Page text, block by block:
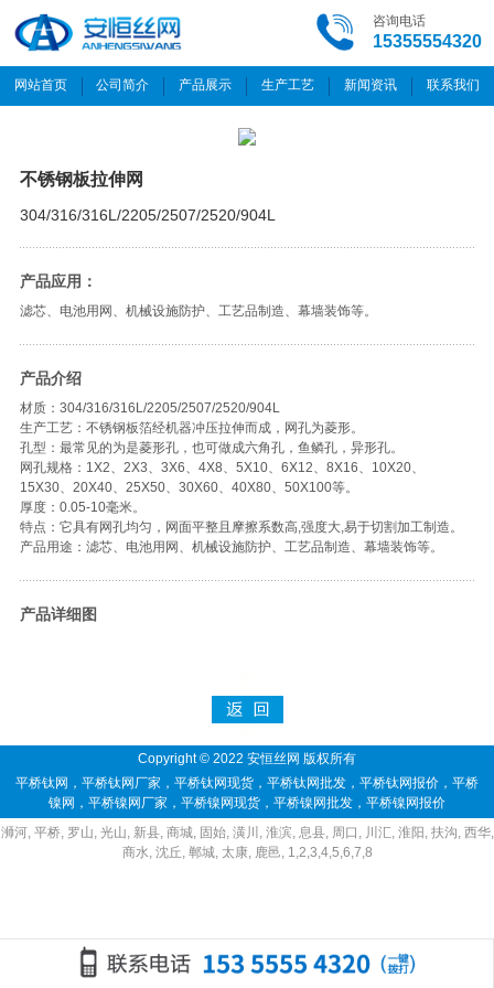
咨询电话
15355554320
网站首页 公司简介 产品展示 生产工艺 新闻资讯 联系我们
不锈钢板拉伸网
304/316/316L/2205/2507/2520/904L
产品应用：
滤芯、电池用网、机械设施防护、工艺品制造、幕墙装饰等。
产品介绍
材质：304/316/316L/2205/2507/2520/904L
生产工艺：不锈钢板箔经机器冲压拉伸而成，网孔为菱形。
孔型：最常见的为是菱形孔，也可做成六角孔，鱼鳞孔，异形孔。
网孔规格：1X2、2X3、3X6、4X8、5X10、6X12、8X16、10X20、
15X30、20X40、25X50、30X60、40X80、50X100等。
厚度：0.05-10毫米。
特点：它具有网孔均匀，网面平整且摩擦系数高,强度大,易于切割加工制造。
产品用途：滤芯、电池用网、机械设施防护、工艺品制造、幕墙装饰等。
产品详细图
Copyright © 2022 安恒丝网 版权所有
平桥钛网 ， 平桥钛网厂家 ， 平桥钛网现货 ， 平桥钛网批发 ， 平桥钛网报价 ， 平桥
镍网 ， 平桥镍网厂家 ， 平桥镍网现货 ， 平桥镍网批发 ， 平桥镍网报价
浉河, 平桥, 罗山, 光山, 新县, 商城, 固始, 潢川 , 淮滨, 息县, 周口 , 川汇, 淮阳 , 扶沟, 西华,
商水, 沈丘, 郸城, 太康, 鹿邑, 1,2,3,4,5,6,7,8